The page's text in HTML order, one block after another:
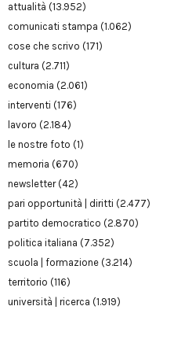
attualità (13.952)
comunicati stampa (1.062)
cose che scrivo (171)
cultura (2.711)
economia (2.061)
interventi (176)
lavoro (2.184)
le nostre foto (1)
memoria (670)
newsletter(42)
pari opportunità | diritti (2.477)
partito democratico (2.870)
politica italiana (7.352)
scuola | formazione (3.214)
territorio (116)
università | ricerca (1.919)